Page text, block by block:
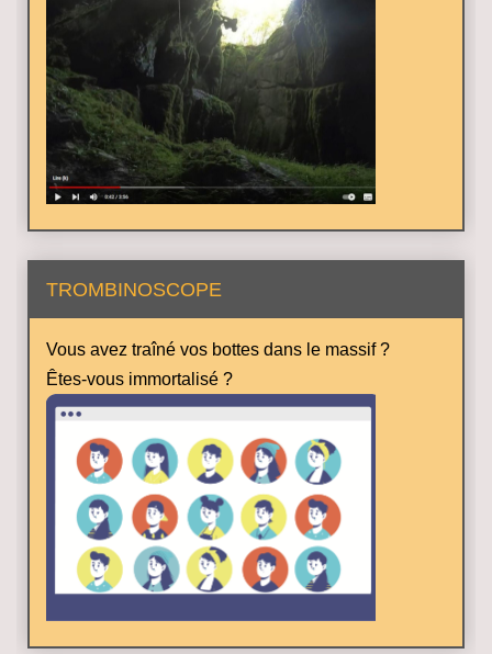
TROMBINOSCOPE
Vous avez traîné vos bottes dans le massif ?
Êtes-vous immortalisé ?